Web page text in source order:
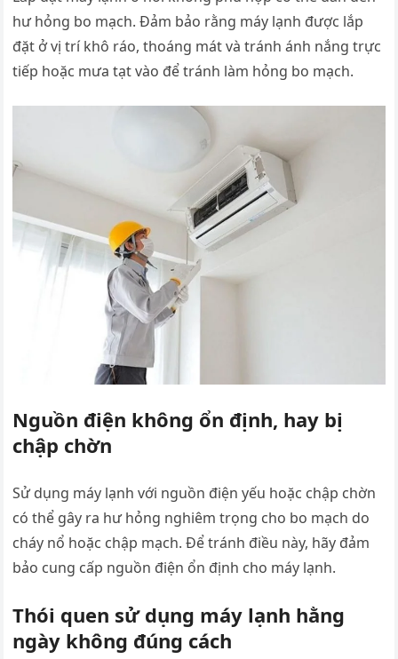
hư hỏng bo mạch. Đảm bảo rằng máy lạnh được lắp
đặt ở vị trí khô ráo, thoáng mát và tránh ánh nắng trực
tiếp hoặc mưa tạt vào để tránh làm hỏng bo mạch.
Nguồn điện không ổn định, hay bị
chập chờn
Sử dụng máy lạnh với nguồn điện yếu hoặc chập chờn
có thể gây ra hư hỏng nghiêm trọng cho bo mạch do
cháy nổ hoặc chập mạch. Để tránh điều này, hãy đảm
bảo cung cấp nguồn điện ổn định cho máy lạnh.
Thói quen sử dụng máy lạnh hằng
ngày không đúng cách